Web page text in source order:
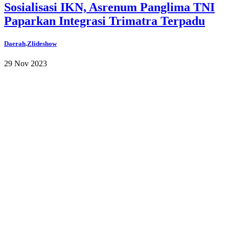
Sosialisasi IKN, Asrenum Panglima TNI
Paparkan Integrasi Trimatra Terpadu
Daerah.Zlideshow
29 Nov 2023